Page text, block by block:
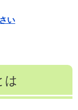
い
は